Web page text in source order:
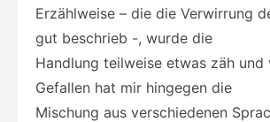
Erzählweise – die die Verwirrung
gut beschrieb -, wurde die
Handlung teilweise etwas zäh und
Gefallen hat mir hingegen die
Mischung aus verschiedenen